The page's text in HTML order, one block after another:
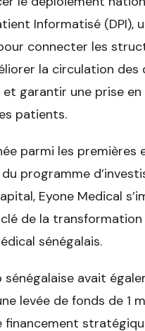
Informatisé (DPI),
connecter les
la circulation des
et garantir une prise
patients.
parmi les premières
programme
Eyone Medical
de la transformation
sénégalais.
avait
levée de fonds de 1
financement